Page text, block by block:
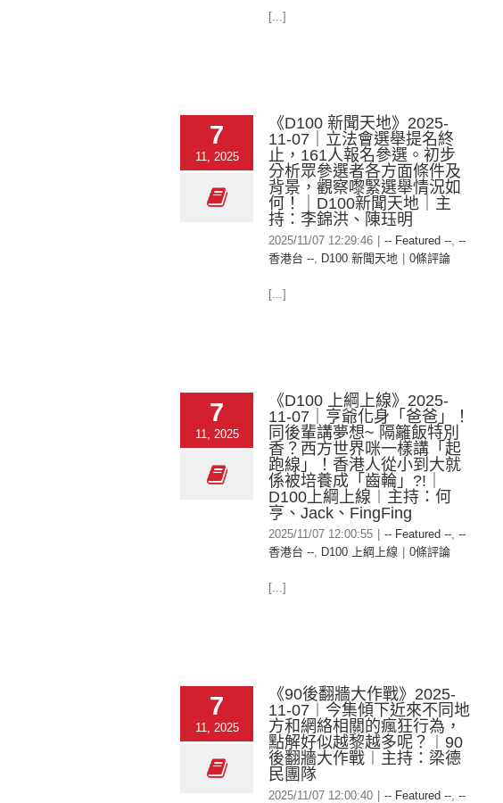
[...]
7
11, 2025
《D100 新聞天地》2025-
11-07｜立法會選舉提名終
止，161人報名參選。初步
分析眾參選者各方面條件及
背景，觀察嚟緊選舉情況如
何！｜D100新聞天地｜主
持：李錦洪、陳珏明
2025/11/07 12:29:46 -- Featured --, --
香港台 --, D100 新聞天地 0條評論
[...]
7
11, 2025
《D100 上綱上線》2025-
11-07｜亨爺化身「爸爸」！
同後輩講夢想~ 隔籬飯特別
香？西方世界咪一樣講「起
跑線」！香港人從小到大就
係被培養成「齒輪」?!｜
D100上綱上線︱主持：何
亨、Jack、FingFing
2025/11/07 12:00:55 -- Featured --, --
香港台 --, D100 上綱上線 0條評論
[...]
7
11, 2025
《90後翻牆大作戰》2025-
11-07︱今集傾下近來不同地
方和網絡相關的瘋狂行為，
點解好似越黎越多呢？︱90
後翻牆大作戰︱主持：梁德
民團隊
2025/11/07 12:00:40 -- Featured --, --